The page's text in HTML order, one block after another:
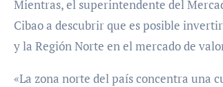
Mientras, el superintendente del
Cibao a descubrir que es posible
y la Región Norte en el mercado de
«La zona norte del país concentra una